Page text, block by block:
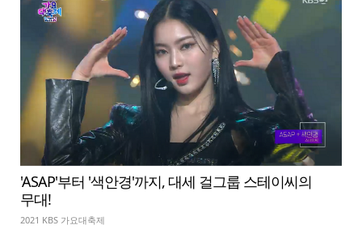
'ASAP'부터 '색안경'까지, 대세 걸그룹 스테이씨의
무대!
2021 KBS 가요대축제